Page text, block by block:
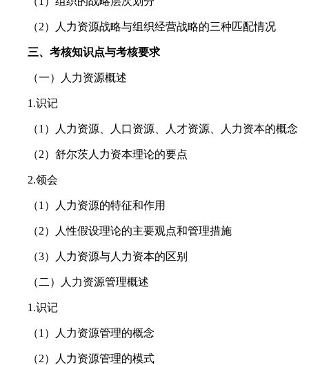
（2）人力资源战略与组织经营战略的三种匹配情况
三、考核知识点与考核要求
（一）人力资源概述
1.识记
（1）人力资源、人口资源、人才资源、人力资本的概念
（2）舒尔茨人力资本理论的要点
2.领会
（1）人力资源的特征和作用
（2）人性假设理论的主要观点和管理措施
（3）人力资源与人力资本的区别
（二）人力资源管理概述
1.识记
（1）人力资源管理的概念
（2）人力资源管理的模式